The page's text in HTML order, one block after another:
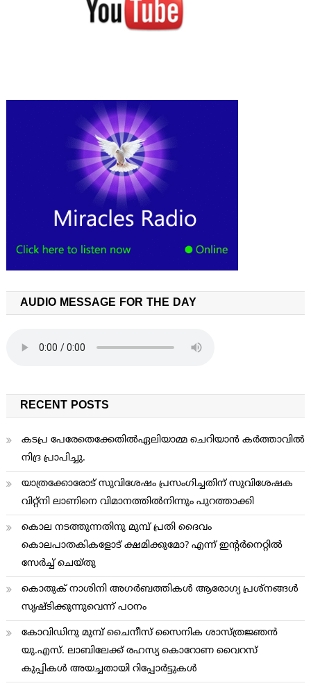
AUDIO MESSAGE FOR THE DAY
RECENT POSTS
കടപ്ര പേരേതെക്കേതിൽഏലിയാമ്മ ചെറിയാൻ കർത്താവിൽ
നിദ്ര പ്രാപിച്ചു.
യാത്രക്കോരോട് സുവിശേഷം പ്രസംഗിച്ചതിന് സുവിശേഷക
വിറ്റ്നി ലാണിനെ വിമാനത്തില്‍നിന്നും പുറത്താക്കി
കൊല നടത്തുന്നതിനു മുമ്പ് പ്രതി ദൈവം
കൊലപാതകികളോട് ക്ഷമിക്കുമോ? എന്ന് ഇന്റര്‍നെറ്റില്‍
സേര്‍ച്ച് ചെയ്തു
കൊതുക് നാശിനി അഗര്‍ബത്തികള്‍ ആരോഗ്യ പ്രശ്നങ്ങള്‍
സൃഷ്ടിക്കുന്നുവെന്ന് പഠനം
കോവിഡിനു മുമ്പ് ചൈനീസ് സൈനിക ശാസ്ത്രജ്ഞന്‍
യു.എസ്. ലാബിലേക്ക് രഹസ്യ കൊറോണ വൈറസ്
കുപ്പികള്‍ അയച്ചതായി റിപ്പോര്‍ട്ടുകള്‍